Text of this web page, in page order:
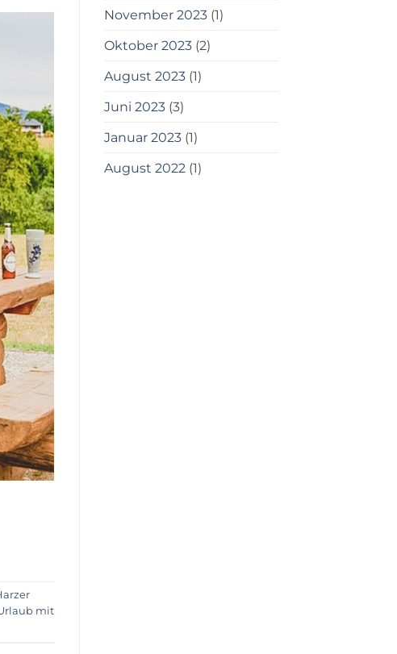
mit
November 2023(1)
Oktober 2023(2)
August 2023(1)
Juni 2023(3)
Januar 2023(1)
August 2022(1)